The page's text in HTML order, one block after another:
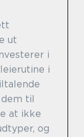
ut
i
i
til
at ikke
og